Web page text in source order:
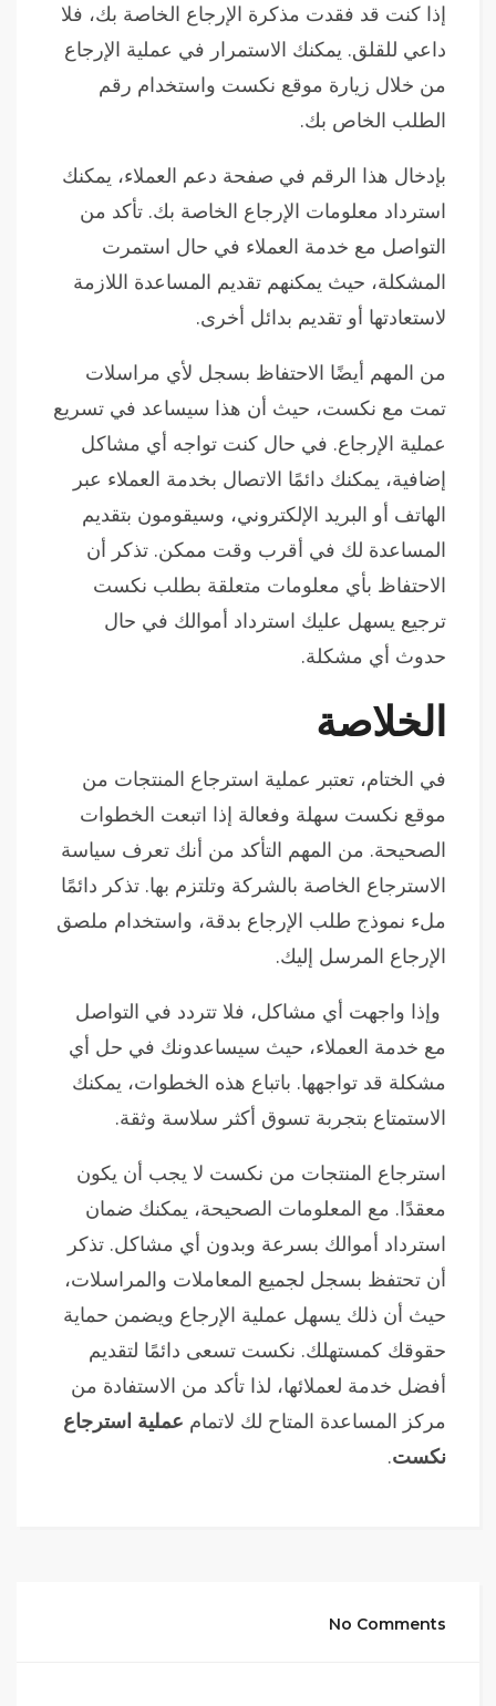
إذا كنت قد فقدت مذكرة الإرجاع الخاصة بك، فلا
داعي للقلق. يمكنك الاستمرار في عملية الإرجاع
من خلال زيارة موقع نكست واستخدام رقم
الطلب الخاص بك.
بإدخال هذا الرقم في صفحة دعم العملاء، يمكنك
استرداد معلومات الإرجاع الخاصة بك. تأكد من
التواصل مع خدمة العملاء في حال استمرت
المشكلة، حيث يمكنهم تقديم المساعدة اللازمة
لاستعادتها أو تقديم بدائل أخرى.
من المهم أيضًا الاحتفاظ بسجل لأي مراسلات
تمت مع نكست، حيث أن هذا سيساعد في تسريع
عملية الإرجاع. في حال كنت تواجه أي مشاكل
إضافية، يمكنك دائمًا الاتصال بخدمة العملاء عبر
الهاتف أو البريد الإلكتروني، وسيقومون بتقديم
المساعدة لك في أقرب وقت ممكن. تذكر أن
الاحتفاظ بأي معلومات متعلقة بطلب نكست
ترجيع يسهل عليك استرداد أموالك في حال
حدوث أي مشكلة.
الخلاصة
في الختام، تعتبر عملية استرجاع المنتجات من
موقع نكست سهلة وفعالة إذا اتبعت الخطوات
الصحيحة. من المهم التأكد من أنك تعرف سياسة
الاسترجاع الخاصة بالشركة وتلتزم بها. تذكر دائمًا
ملء نموذج طلب الإرجاع بدقة، واستخدام ملصق
الإرجاع المرسل إليك.
وإذا واجهت أي مشاكل، فلا تتردد في التواصل
مع خدمة العملاء، حيث سيساعدونك في حل أي
مشكلة قد تواجهها. باتباع هذه الخطوات، يمكنك
الاستمتاع بتجربة تسوق أكثر سلاسة وثقة.
استرجاع المنتجات من نكست لا يجب أن يكون
معقدًا. مع المعلومات الصحيحة، يمكنك ضمان
استرداد أموالك بسرعة وبدون أي مشاكل. تذكر
أن تحتفظ بسجل لجميع المعاملات والمراسلات،
حيث أن ذلك يسهل عملية الإرجاع ويضمن حماية
حقوقك كمستهلك. نكست تسعى دائمًا لتقديم
أفضل خدمة لعملائها، لذا تأكد من الاستفادة من
مركز المساعدة المتاح لك لاتمام عملية استرجاع
نكست.
No Comments